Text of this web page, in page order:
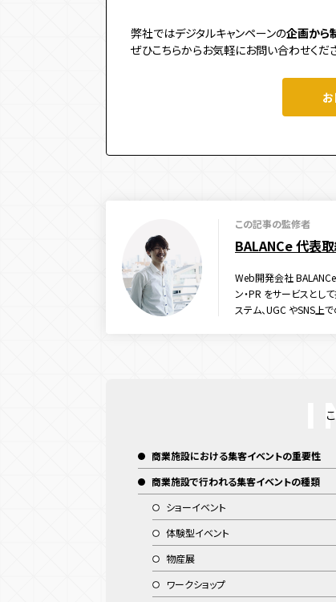
弊社ではデジタルキャンペーンの企画から
ぜひこちらからお気軽にお問い合わせくだ
この記事の監修者
BALANCe 代表
Web開発会社
ン・PR をサービスとし
ステム、UGC やSNS上
商業施設における集客イベントの重要性
商業施設で行われる集客イベントの種類
ショーイベント
体験型イベント
物産展
ワークショップ